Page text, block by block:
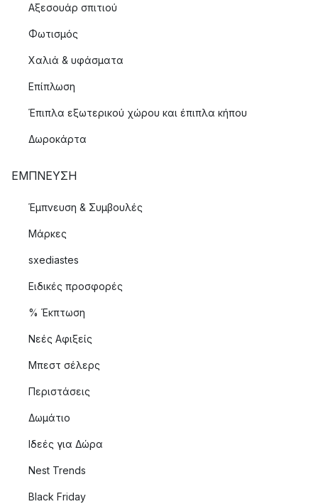
Αξεσουάρ σπιτιού
Φωτισμός
Χαλιά & υφάσματα
Επίπλωση
Έπιπλα εξωτερικού χώρου και έπιπλα κήπου
Δωροκάρτα
ΈΜΠΝΕΥΣΗ
Έμπνευση & Συμβουλές
Μάρκες
sxediastes
Ειδικές προσφορές
% Έκπτωση
Νεές Αφιξείς
Μπεστ σέλερς
Περιστάσεις
Δωμάτιο
Ιδεές για Δώρα
Nest Trends
Black Friday